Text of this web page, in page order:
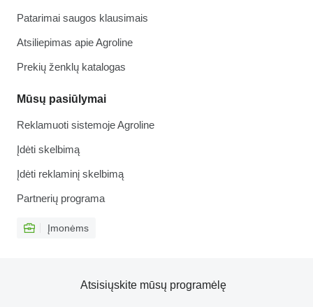
Patarimai saugos klausimais
Atsiliepimas apie Agroline
Prekių ženklų katalogas
Mūsų pasiūlymai
Reklamuoti sistemoje Agroline
Įdėti skelbimą
Įdėti reklaminį skelbimą
Partnerių programa
Įmonėms
Atsisiųskite mūsų programėlę